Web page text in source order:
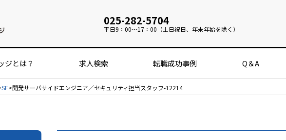
025-282-5704
平日9：00～17：00（土日祝日、年末年始を除く）
ジとは？ 求人検索 転職成功事例 Q＆A
SE 開発サーバサイドエンジニア／セキュリティ担当スタッフ-12214